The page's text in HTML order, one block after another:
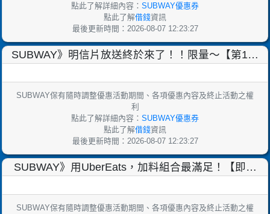
點此了解詳細內容： SUBWAY優惠券
點此了解借錢資訊
最後更新時間：2026-08-07 12:23:27
SUBWAY》明信片放送終於來了！！限量～【第1彈
SUBWAY保有隨時調整優惠活動期間、各項優惠內容及終止活動之權
利
點此了解詳細內容： SUBWAY優惠券
點此了解借錢資訊
最後更新時間：2026-08-07 12:23:27
SUBWAY》用UberEats，加料組合最滿足！【即日
SUBWAY保有隨時調整優惠活動期間、各項優惠內容及終止活動之權